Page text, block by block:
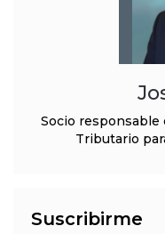
Socio
Tributario
Suscribirme